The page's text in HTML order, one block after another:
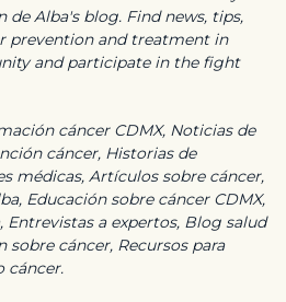
Alba's blog. Find news, tips,
prevention and treatment in
and participate in the fight
cáncer CDMX, Noticias de
cáncer, Historias de
médicas, Artículos sobre cáncer,
Educación sobre cáncer CDMX,
Entrevistas a expertos, Blog salud
sobre cáncer, Recursos para
cáncer.